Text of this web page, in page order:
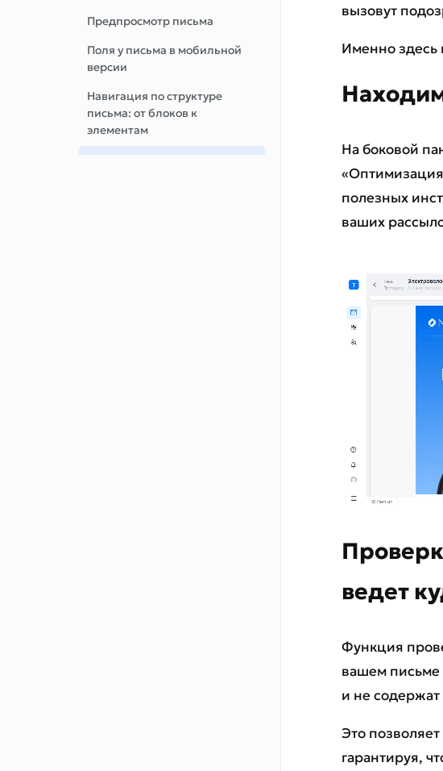
Предпросмотр письма
Поля у письма в мобильной
версии
Навигация по структуре
письма: от блоков к
элементам
вызовут
Именно здесь
На боковой
полезных
ваших
ведет
Функция
вашем письме
и не
Это
гарантируя,